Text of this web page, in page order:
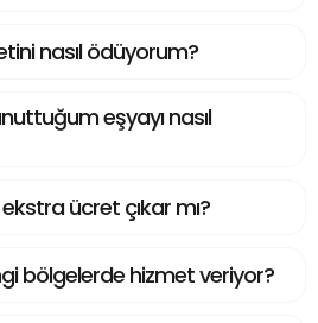
nasıl ödüyorum?
eşyayı nasıl
ücret çıkar mı?
bölgelerde hizmet veriyor?